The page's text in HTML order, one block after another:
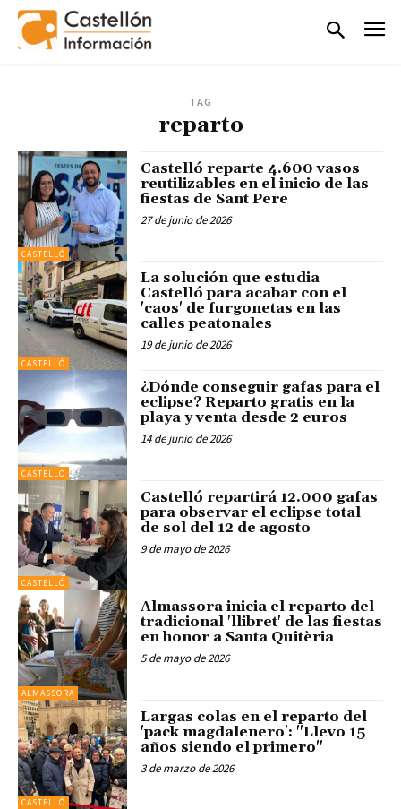
TAG
reparto
CASTELLÓ
Castelló reparte 4.600 vasos
reutilizables en el inicio de las
fiestas de Sant Pere
27 de junio de 2026
CASTELLÓ
La solución que estudia
Castelló para acabar con el
'caos' de furgonetas en las
calles peatonales
19 de junio de 2026
CASTELLÓ
¿Dónde conseguir gafas para el
eclipse? Reparto gratis en la
playa y venta desde 2 euros
14 de junio de 2026
CASTELLÓ
Castelló repartirá 12.000 gafas
para observar el eclipse total
de sol del 12 de agosto
9 de mayo de 2026
ALMASSORA
Almassora inicia el reparto del
tradicional 'llibret' de las fiestas
en honor a Santa Quitèria
5 de mayo de 2026
CASTELLÓ
Largas colas en el reparto del
'pack magdalenero': "Llevo 15
años siendo el primero"
3 de marzo de 2026